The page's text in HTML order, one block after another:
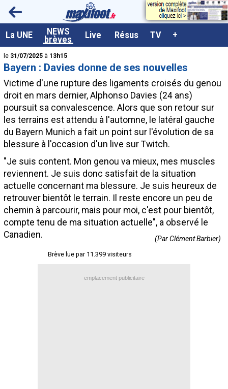
La UNE NEWS
brèves Live Résus TV +
<
le 31/07/2025 à 13h15
Bayern : Davies donne de ses nouvelles
Victime d'une rupture des ligaments croisés du genou
droit en mars dernier, Alphonso Davies (24 ans)
poursuit sa convalescence. Alors que son retour sur
les terrains est attendu à l'automne, le latéral gauche
du Bayern Munich a fait un point sur l'évolution de sa
blessure à l'occasion d'un live sur Twitch.
"Je suis content. Mon genou va mieux, mes muscles
reviennent. Je suis donc satisfait de la situation
actuelle concernant ma blessure. Je suis heureux de
retrouver bientôt le terrain. Il reste encore un peu de
chemin à parcourir, mais pour moi, c'est pour bientôt,
compte tenu de ma situation actuelle", a observé le
Canadien.
(Par Clément Barbier)
Brève lue par 11.399 visiteurs
emplacement publicitaire
A la UNE
Dernières brèves
Live / Matchs en direct
Résultats et Classements
Class. buteurs européens
Programme TV foot
Vidéos
Sondages
Tableau transferts L1
Taille de la police
Paramètrages / Options
Contact / Signaler un bug
Recrutement Maxifoot